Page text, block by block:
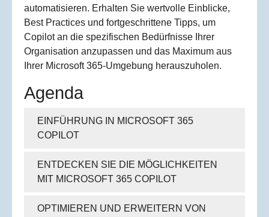
automatisieren. Erhalten Sie wertvolle Einblicke,
Best Practices und fortgeschrittene Tipps, um
Copilot an die spezifischen Bedürfnisse Ihrer
Organisation anzupassen und das Maximum aus
Ihrer Microsoft 365-Umgebung herauszuholen.
Agenda
EINFÜHRUNG IN MICROSOFT 365
COPILOT
ENTDECKEN SIE DIE MÖGLICHKEITEN
MIT MICROSOFT 365 COPILOT
OPTIMIEREN UND ERWEITERN VON